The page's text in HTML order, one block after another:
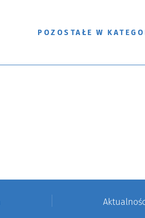
POZOSTAŁE W